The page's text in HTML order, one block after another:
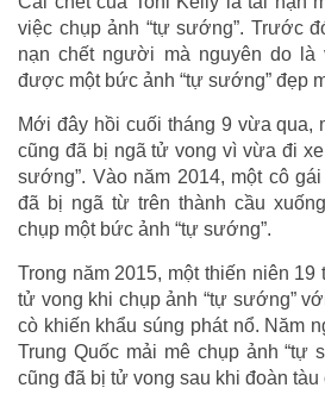
việc chụp ảnh “tự sướng”. Trước
nạn chết người mà nguyên do là
được một bức ảnh “tự sướng” đẹp
Mới đây hồi cuối tháng 9 vừa qua,
cũng đã bị ngã tử vong vì vừa đi
sướng”. Vào năm 2014, một cô
đã bị ngã từ trên thành cầu
chụp một bức ảnh “tự sướng”.
Trong năm 2015, một thiến niên
tử vong khi chụp ảnh “tự sướng”
cò khiến khẩu súng phát nổ. Năm
Trung Quốc mải mê chụp ảnh “tự
cũng đã bị tử vong sau khi đoàn tàu